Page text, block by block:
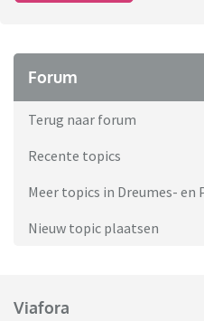
Forum
Terug naar forum
Recente topics
Meer topics in Dreumes- en
Nieuw topic plaatsen
Viafora